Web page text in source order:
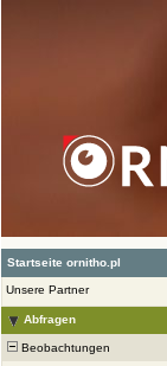
Startseite ornitho.pl
Unsere Partner
Abfragen
Beobachtungen